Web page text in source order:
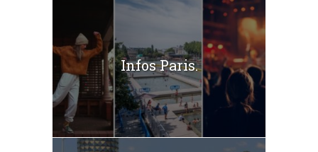
Infos Paris.